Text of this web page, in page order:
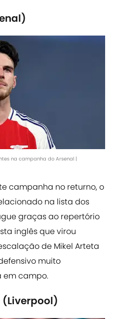
na campanha do Arsenal |
campanha no returno, o
na lista dos
graças ao repertório
inglês que virou
de Mikel Arteta
muito
em campo.